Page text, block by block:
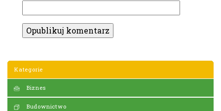
Kategorie
Biznes
Budownictwo